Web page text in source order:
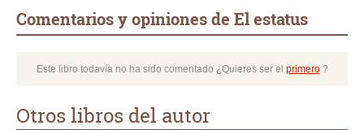
Comentarios y opiniones de El estatus
Este libro todavía no ha sido comentado ¿Quieres ser el primero?
Otros libros del autor